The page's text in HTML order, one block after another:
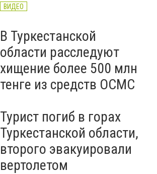
ВИДЕО
В Туркестанской
области расследуют
хищение более 500 млн
тенге из средств ОСМС
Турист погиб в горах
Туркестанской области,
второго эвакуировали
вертолетом